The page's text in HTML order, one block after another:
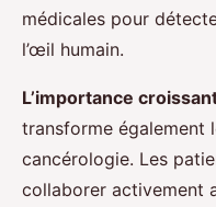
médicales pour
l’œil humain.
L’importance
transforme également
cancérologie. Les
collaborer activement